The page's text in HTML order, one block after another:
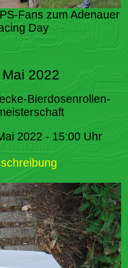
Fans zum Adenauer
Day
2022
Bierdosenrollen-
2022 - 15:00 Uhr